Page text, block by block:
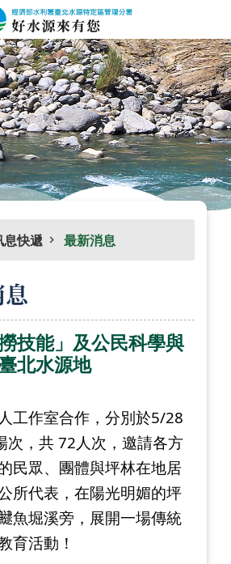
_
息快遞 最新消息
技能」及公民科學與
北水源地
工作室合作，分別於5/28
次，共 72人次，邀請各方
民眾、團體與坪林在地居
所代表，在陽光明媚的坪
魚堀溪旁，展開一場傳統
育活動！